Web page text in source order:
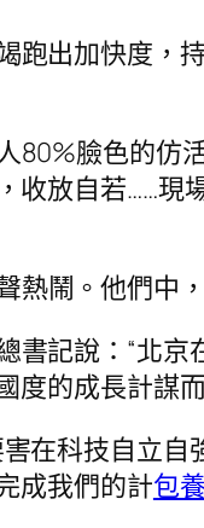
跑出加快度，
80%臉色的仿
收放自若……現
熱鬧。他們中
書記說：“北
度的成長計謀
在科技自立
成我們的計包